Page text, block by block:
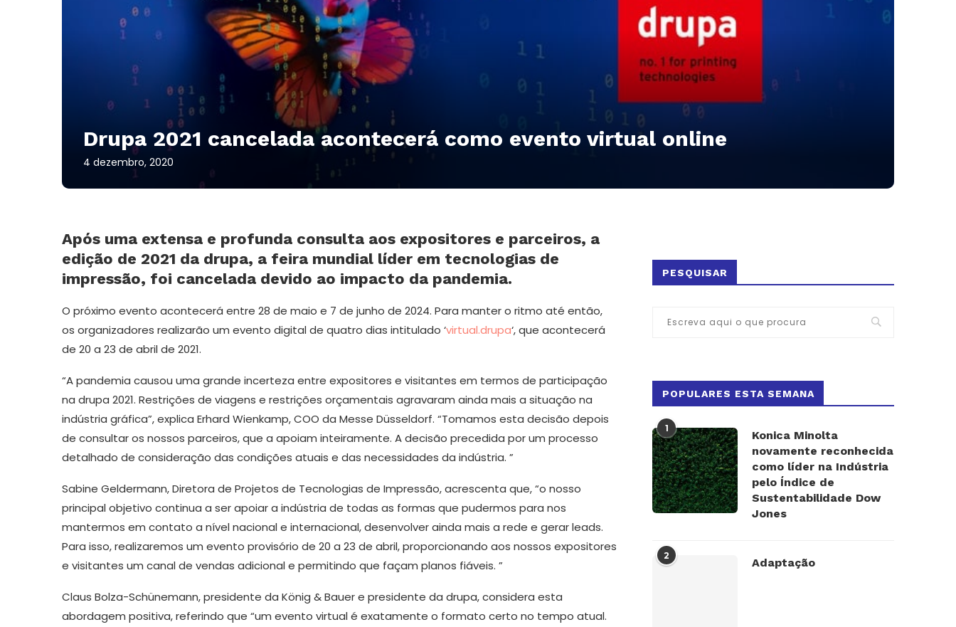
Drupa 2021 cancelada acontecerá como evento virtual online
4 dezembro, 2020
Após uma extensa e profunda consulta aos expositores e parceiros, a
edição de 2021 da drupa, a feira mundial líder em tecnologias de
impressão, foi cancelada devido ao impacto da pandemia.
O próximo evento acontecerá entre 28 de maio e 7 de junho de 2024. Para manter o ritmo até então,
os organizadores realizarão um evento digital de quatro dias intitulado ‘virtual.drupa‘, que acontecerá
de 20 a 23 de abril de 2021.
“A pandemia causou uma grande incerteza entre expositores e visitantes em termos de participação
na drupa 2021. Restrições de viagens e restrições orçamentais agravaram ainda mais a situação na
indústria gráfica”, explica Erhard Wienkamp, ​​COO da Messe Düsseldorf. “Tomamos esta decisão depois
de consultar os nossos parceiros, que a apoiam inteiramente. A decisão precedida por um processo
detalhado de consideração das condições atuais e das necessidades da indústria. ”
Sabine Geldermann, Diretora de Projetos de Tecnologias de Impressão, acrescenta que, “o nosso
principal objetivo continua a ser apoiar a indústria de todas as formas que pudermos para nos
mantermos em contato a nível nacional e internacional, desenvolver ainda mais a rede e gerar leads.
Para isso, realizaremos um evento provisório de 20 a 23 de abril, proporcionando aos nossos expositores
e visitantes um canal de vendas adicional e permitindo que façam planos fiáveis. ”
Claus Bolza-Schünemann, presidente da König & Bauer e presidente da drupa, considera esta
abordagem positiva, referindo que “um evento virtual é exatamente o formato certo no tempo atual.
PESQUISAR
POPULARES ESTA SEMANA
1
Konica Minolta
novamente reconhecida
como líder na Indústria
pelo Índice de
Sustentabilidade Dow
Jones
2
Adaptação